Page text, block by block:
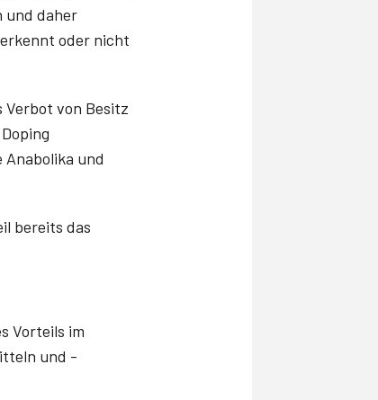
und daher
oder nicht
Verbot von Besitz
und
bereits das
Vorteils im
und -